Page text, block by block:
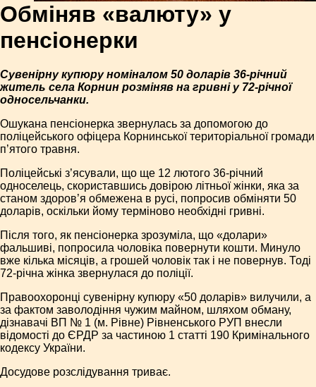
Обміняв «валюту» у
пенсіонерки
Сувенірну купюру номіналом 50 доларів 36-річний
житель села Корнин розміняв на гривні у 72-річної
односельчанки.
Ошукана пенсіонерка звернулась за допомогою до
поліцейського офіцера Корнинської територіальної громади
п’ятого травня.
Поліцейські з’ясували, що ще 12 лютого 36-річний
односелець, скориставшись довірою літньої жінки, яка за
станом здоров’я обмежена в русі, попросив обміняти 50
доларів, оскільки йому терміново необхідні гривні.
Після того, як пенсіонерка зрозуміла, що «долари»
фальшиві, попросила чоловіка повернути кошти. Минуло
вже кілька місяців, а грошей чоловік так і не повернув. Тоді
72-річна жінка звернулася до поліції.
Правоохоронці сувенірну купюру «50 доларів» вилучили, а
за фактом заволодіння чужим майном, шляхом обману,
дізнавачі ВП № 1 (м. Рівне) Рівненського РУП внесли
відомості до ЄРДР за частиною 1 статті 190 Кримінального
кодексу України.
Досудове розслідування триває.